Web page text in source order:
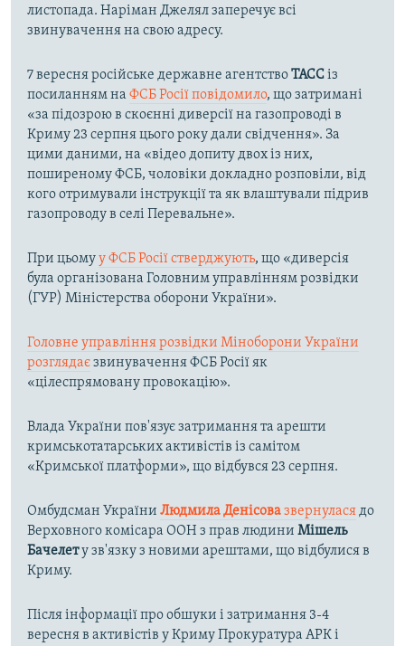
листопада. Наріман Джелял заперечує всі
звинувачення на свою адресу.
7 вересня російське державне агентствоТАССіз
посиланням на ФСБ Росії повідомило, що затримані
«за підозрою в скоєнні диверсії на газопроводі в
Криму 23 серпня цього року дали свідчення». За
цими даними, на «відео допиту двох із них,
поширеному ФСБ, чоловіки докладно розповіли, від
кого отримували інструкції та як влаштували підрив
газопроводу в селі Перевальне».
При цьомуу ФСБ Росії стверджують, що «диверсія
була організована Головним управлінням розвідки
(ГУР) Міністерства оборони України».
Головне управління розвідки Міноборони України
розглядаєзвинувачення ФСБ Росії як
«цілеспрямовану провокацію».
Влада України пов'язує затримання та арешти
кримськотатарських активістів із самітом
«Кримської платформи», що відбувся 23 серпня.
Омбудсман України Людмила Денісовазвернуласядо
Верховного комісара ООН з прав людини Мішель
Бачелету зв'язку з новими арештами, що відбулися в
Криму.
Після інформації про обшуки і затримання 3-4
вересня в активістів у Криму Прокуратура АРК і